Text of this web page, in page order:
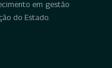
em gestão
do Estado.